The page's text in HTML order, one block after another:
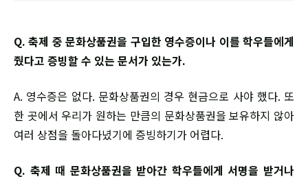
Q. 축제 중 문화상품권을 구입한 영수증이나 이를 학우들에게
줬다고 증빙할 수 있는 문서가 있는가.
A. 영수증은 없다. 문화상품권의 경우 현금으로 사야 했다. 또
한 곳에서 우리가 원하는 만큼의 문화상품권을 보유하지 않아
여러 상점을 돌아다녔기에 증빙하기가 어렵다.
Q. 축제 때 문화상품권을 받아간 학우들에게 서명을 받거나